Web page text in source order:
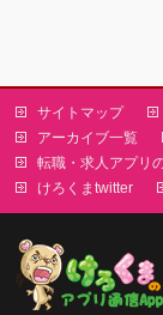
サイトマップ
アーカイブ一覧
転職・求人アプリ
けろくまtwitter